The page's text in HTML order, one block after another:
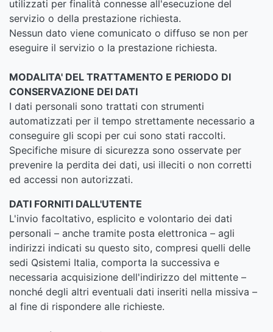
utilizzati per finalità connesse all'esecuzione del
servizio o della prestazione richiesta.
Nessun dato viene comunicato o diffuso se non per
eseguire il servizio o la prestazione richiesta.
MODALITA' DEL TRATTAMENTO E PERIODO DI
CONSERVAZIONE DEI DATI
I dati personali sono trattati con strumenti
automatizzati per il tempo strettamente necessario a
conseguire gli scopi per cui sono stati raccolti.
Specifiche misure di sicurezza sono osservate per
prevenire la perdita dei dati, usi illeciti o non corretti
ed accessi non autorizzati.
DATI FORNITI DALL'UTENTE
L'invio facoltativo, esplicito e volontario dei dati
personali – anche tramite posta elettronica – agli
indirizzi indicati su questo sito, compresi quelli delle
sedi Qsistemi Italia, comporta la successiva e
necessaria acquisizione dell'indirizzo del mittente –
nonché degli altri eventuali dati inseriti nella missiva –
al fine di rispondere alle richieste.